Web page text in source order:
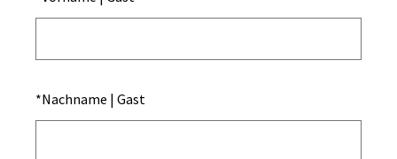
*Nachname | Gast